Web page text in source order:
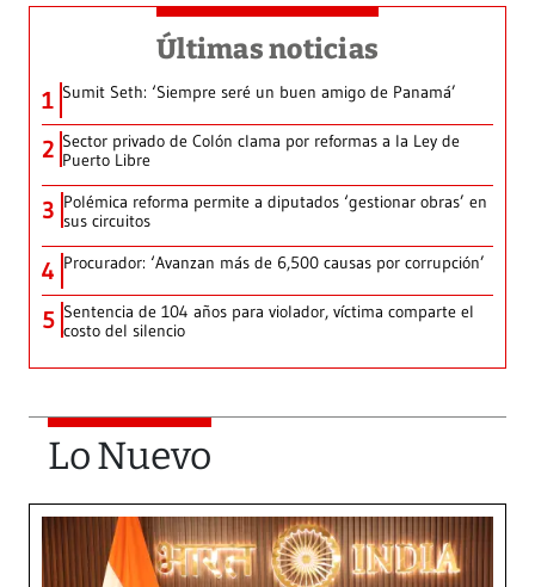
Últimas noticias
1 Sumit Seth: ‘Siempre seré un buen amigo de Panamá’
2 Sector privado de Colón clama por reformas a la Ley de
Puerto Libre
3 Polémica reforma permite a diputados ‘gestionar obras’ en
sus circuitos
4 Procurador: ‘Avanzan más de 6,500 causas por corrupción’
5 Sentencia de 104 años para violador, víctima comparte el
costo del silencio
Lo Nuevo